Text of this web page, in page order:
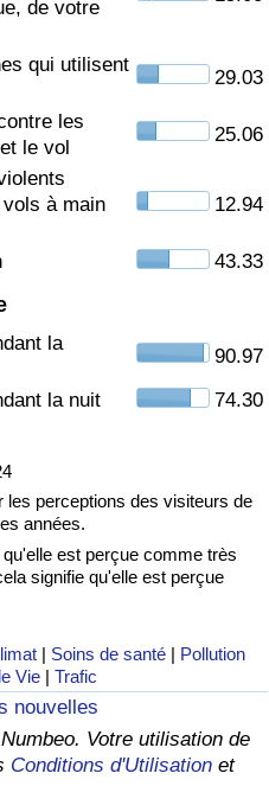
de votre
qui utilisent
29.03
les
le vol
25.06
à main
12.94
43.33
la
90.97
la nuit
74.30
perceptions des visiteurs de
années.
est perçue comme très
signifie qu'elle est perçue
| Soins de santé | Pollution
Vie |Trafic
nouvelles
Votre utilisation de
Conditions d'Utilisation et